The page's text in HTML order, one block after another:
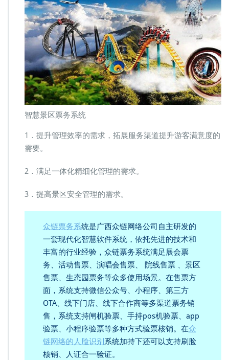
智慧景区票务系统
1．提升管理效率的需求，拓展服务渠道提升游客满意度的
需要。
2．满足一体化精细化管理的需求。
3．提高景区安全管理的需求。
众链票务系统是广西众链网络公司自主研发的
一套现代化智慧软件系统，依托先进的技术和
丰富的行业经验，众链票务系统满足展会票
务、活动售票、演唱会售票、 院线售票 、景区
售票、生态园票务等众多使用场景。在售票方
面，系统支持微信公众号、小程序、第三方
OTA、线下门店、线下合作商等多渠道票务销
售，系统支持闸机验票、手持pos机验票、app
验票、小程序验票等多种方式验票核销。在众
链网络的人脸识别 系统加持下还可以支持刷脸
核销、人证合一验证。